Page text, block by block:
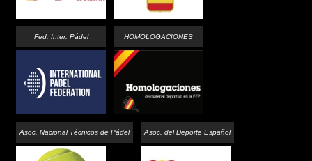
Fed. Inter. Pádel HOMOLOGACIONES
Asoc. Nacional Técnicos de Pádel Asoc. del Deporte Español